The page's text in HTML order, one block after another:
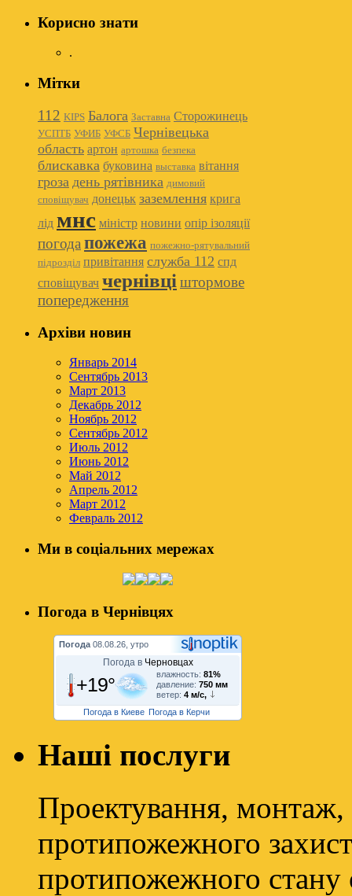
Корисно знати
.
Мітки
112 KIPS Балога Заставна Сторожинець
УСПТБ УФИБ УФСБ Чернівецька
область артон артошка безпека
блискавка буковина выставка вітання
гроза день рятівника димовий
сповіщувач донецьк заземлення крига
лід мнс міністр новини опір ізоляції
погода пожежа пожежно-рятувальний
підрозділ привітання служба 112 спд
сповіщувач чернівці штормове
попередження
Архіви новин
Январь 2014
Сентябрь 2013
Март 2013
Декабрь 2012
Ноябрь 2012
Сентябрь 2012
Июль 2012
Июнь 2012
Май 2012
Апрель 2012
Март 2012
Февраль 2012
Ми в соціальних мережах
Погода в Чернівцях
Погода 08.08.26, утро
Погода в Черновцах
+19° влажность: 81%
давление: 750 мм
ветер: 4 м/с,
Погода в Киеве Погода в Керчи
Наші послуги
Проектування, монтаж,
протипожежного
протипожежного стану